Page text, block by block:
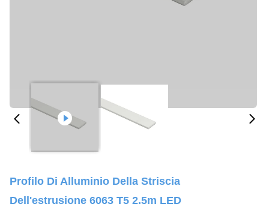
Profilo Di Alluminio Della Striscia
Dell'estrusione 6063 T5 2.5m LED